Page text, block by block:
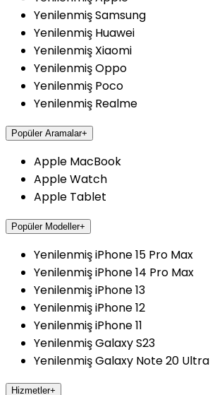
Yenilenmiş Samsung
Yenilenmiş Huawei
Yenilenmiş Xiaomi
Yenilenmiş Oppo
Yenilenmiş Poco
Yenilenmiş Realme
Popüler Aramalar+
Apple MacBook
Apple Watch
Apple Tablet
Popüler Modeller+
Yenilenmiş iPhone 15 Pro Max
Yenilenmiş iPhone 14 Pro Max
Yenilenmiş iPhone 13
Yenilenmiş iPhone 12
Yenilenmiş iPhone 11
Yenilenmiş Galaxy S23
Yenilenmiş Galaxy Note 20 Ultra
Hizmetler+